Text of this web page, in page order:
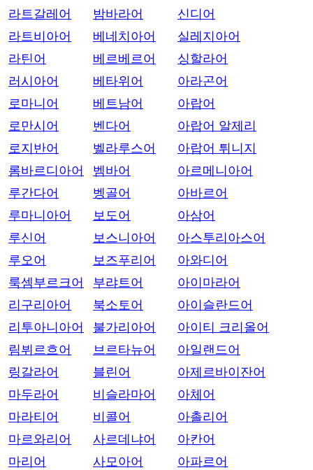
라트갈레어
라트비아어
라틴어
러시아어
로마니어
로만시어
로지반어
롬바르디아어
루간다어
루마니아어
루신어
루오어
룩셈부르크어
리구리아어
리투아니아어
림뷔르흐어
링갈라어
마두라어
마라티어
마르와리어
마리어
밤바라어
베네치아어
베르베르어
베타위어
베트남어
벤다어
벨라루스어
벰바어
벵골어
보도어
보스니아어
보즈푸리어
부랴트어
북소토어
불가리아어
브르타뉴어
블린어
비슬라마어
비콜어
사르데냐어
사모아어
신디어
실레지아어
싱할라어
아라곤어
아랍어
아랍어 알제리
아랍어 튀니지
아르메니아어
아바르어
아삼어
아스투리아스어
아와디어
아이마라어
아이슬란드어
아이티 크리올어
아일랜드어
아제르바이잔어
아체어
아촐리어
아칸어
아파르어